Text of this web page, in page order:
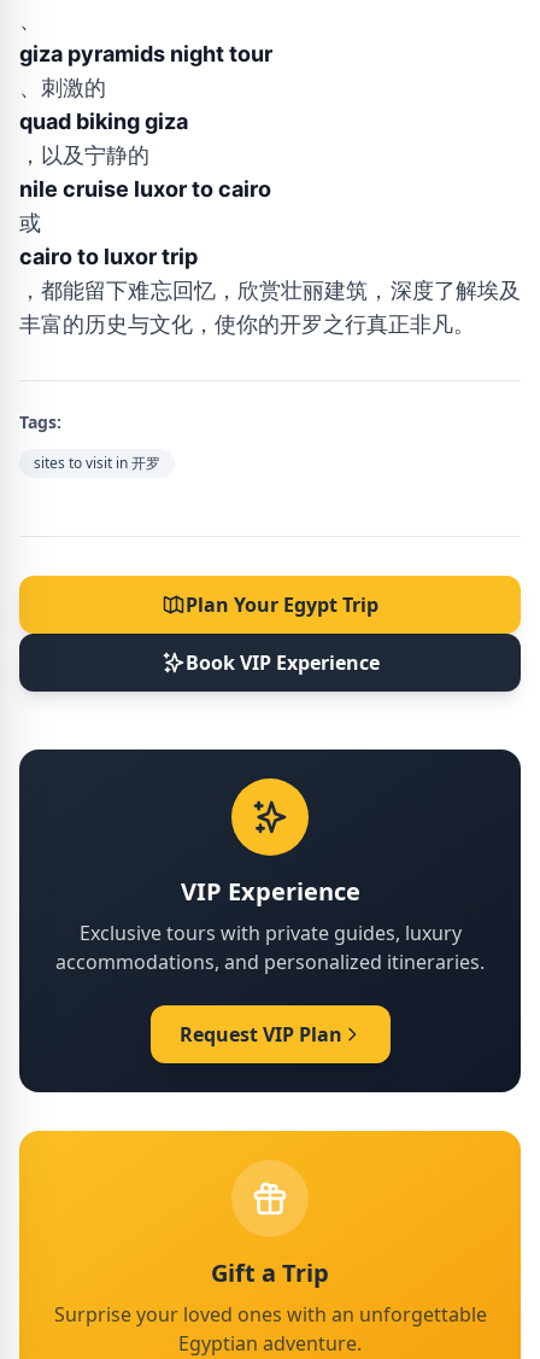
、
giza pyramids night tour
、刺激的
quad biking giza
，以及宁静的
nile cruise luxor to cairo
或
cairo to luxor trip
，都能留下难忘回忆，欣赏壮丽建筑，深度了解埃及
丰富的历史与文化，使你的开罗之行真正非凡。
Tags:
sites to visit in 开罗
Plan Your Egypt Trip
Book VIP Experience
VIP Experience
Exclusive tours with private guides, luxury
accommodations, and personalized itineraries.
Request VIP Plan
Gift a Trip
Surprise your loved ones with an unforgettable
Egyptian adventure.